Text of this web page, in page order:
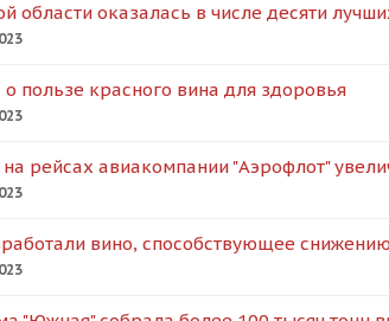
области оказалась в числе десяти
пользе красного вина для здоровья
рейсах авиакомпании "Аэрофлот"
вино, способствующее